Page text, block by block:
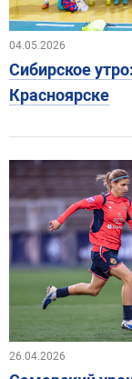
04.05.2026
Сибирское
Красноярске
26.04.2026